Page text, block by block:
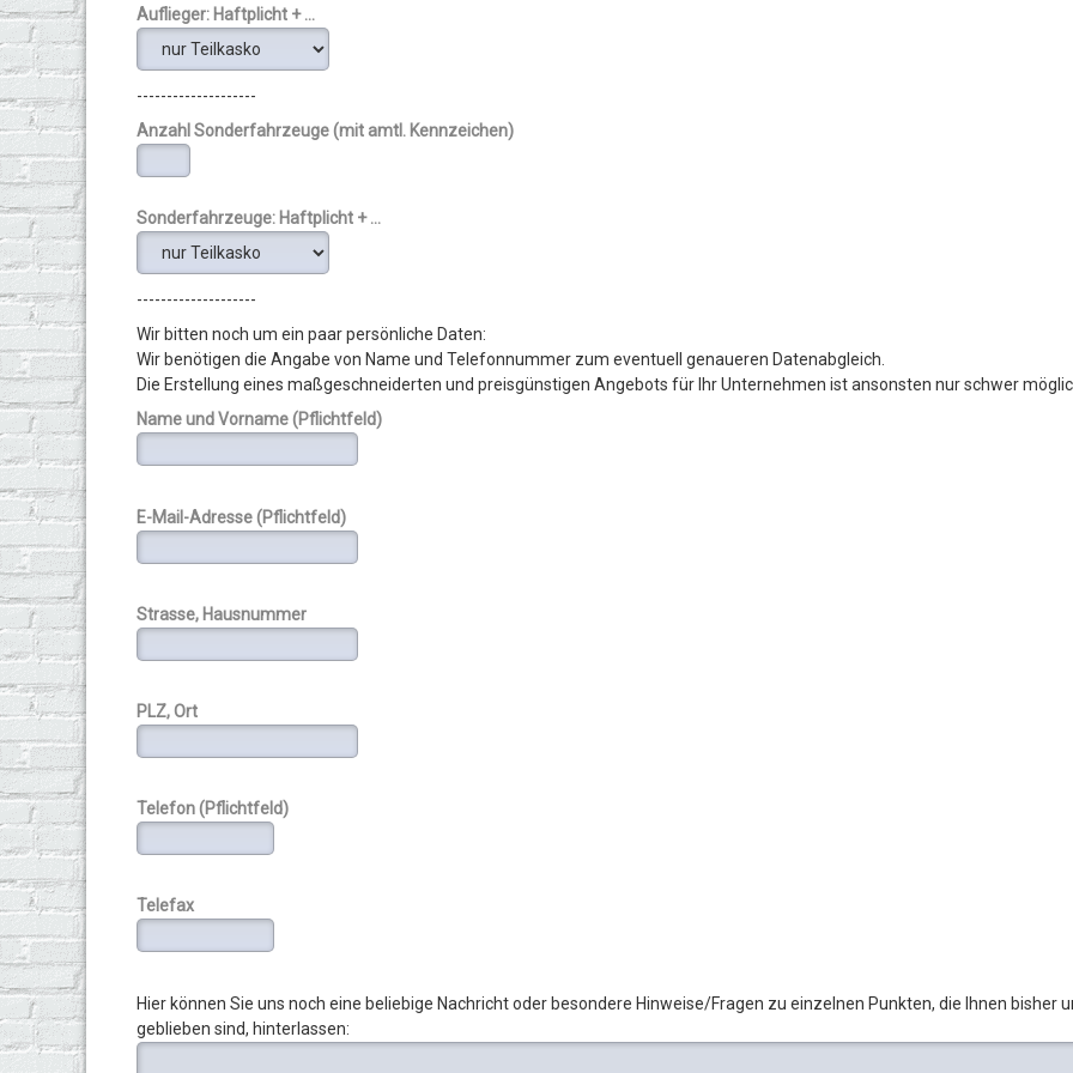
Auflieger: Haftplicht + ...
--------------------
Anzahl Sonderfahrzeuge (mit amtl. Kennzeichen)
Sonderfahrzeuge: Haftplicht + ...
--------------------
Wir bitten noch um ein paar persönliche Daten:
Wir benötigen die Angabe von Name und Telefonnummer zum eventuell genaueren Datenabgleich.
Die Erstellung eines maßgeschneiderten und preisgünstigen Angebots für Ihr Unternehmen ist ansonsten nur schwer
Name und Vorname (Pflichtfeld)
E-Mail-Adresse (Pflichtfeld)
Strasse, Hausnummer
PLZ, Ort
Telefon (Pflichtfeld)
Telefax
Hier können Sie uns noch eine beliebige Nachricht oder besondere Hinweise/Fragen zu einzelnen Punkten, die Ihnen bisher
geblieben sind, hinterlassen: